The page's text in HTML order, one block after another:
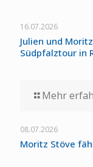
16.07.2026
Julien und
Südpfalztour in
Mehr
08.07.2026
Moritz Stöve